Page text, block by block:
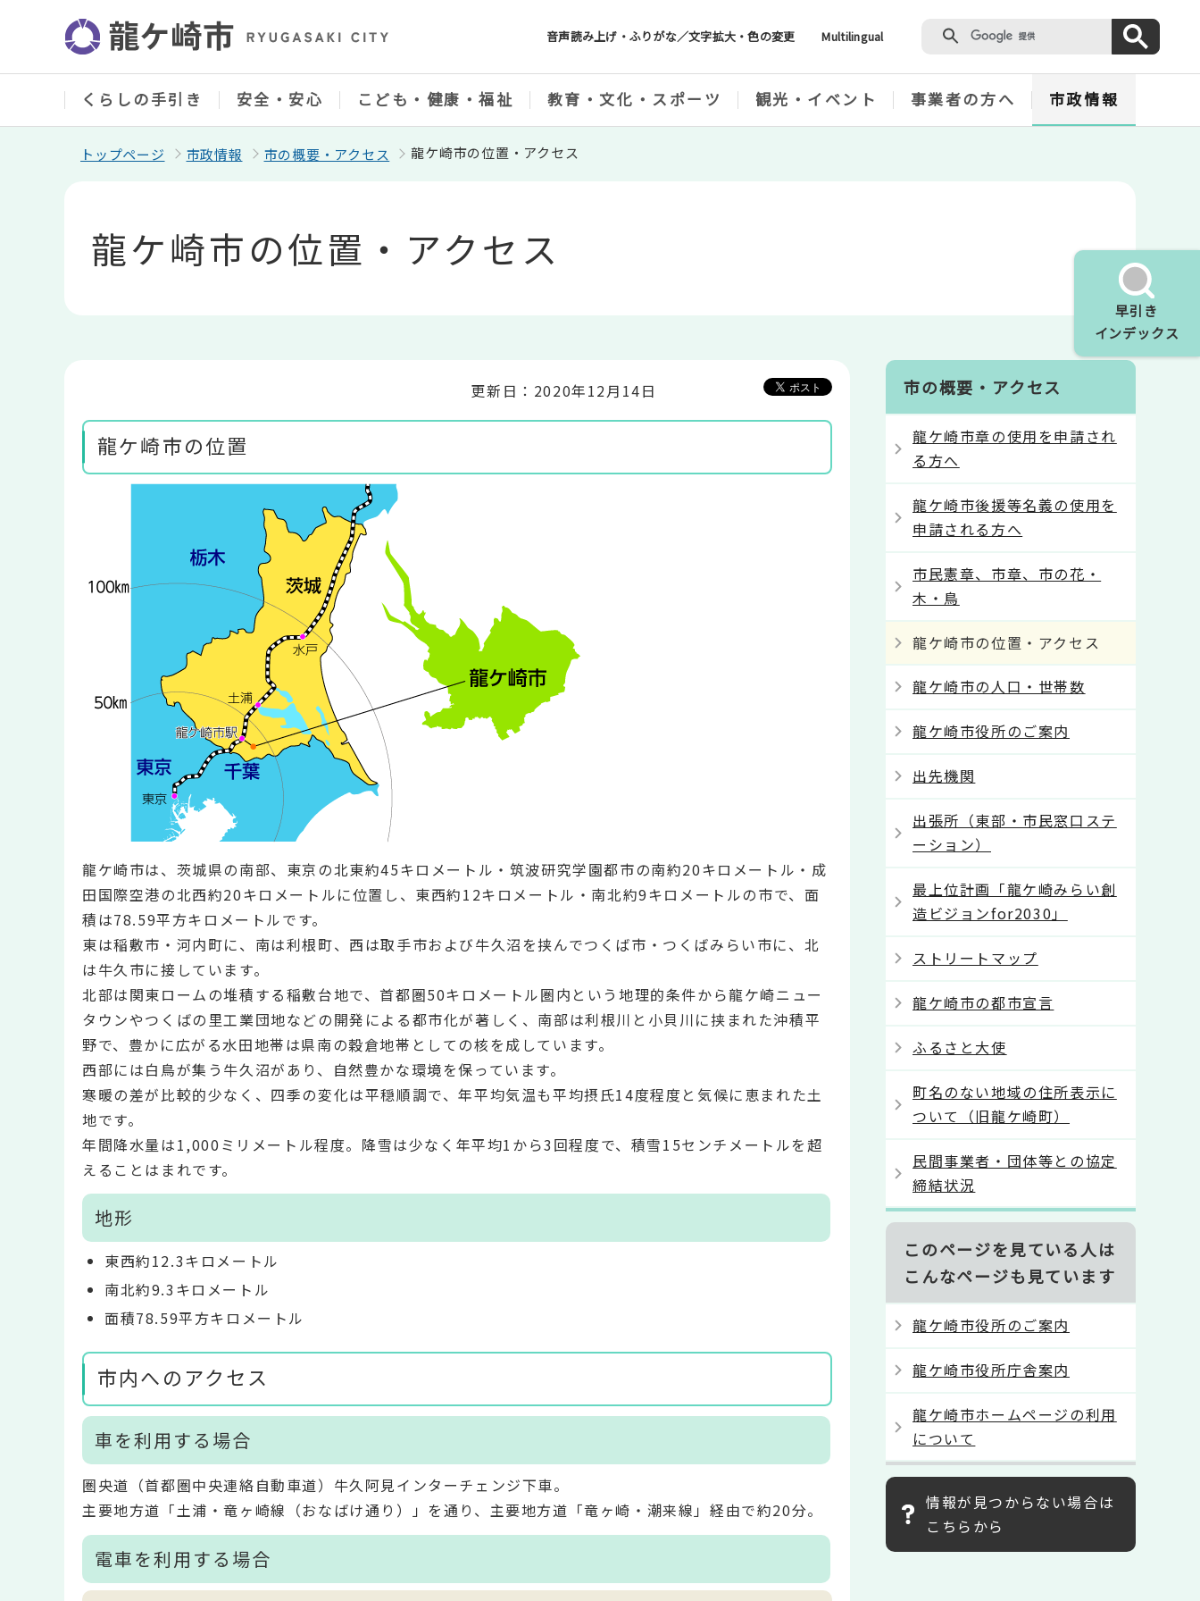
ジ
音声読み上げ・ふりがな／文字拡大・色の変更 Multilingual
早引き
インデックス
くらしの手引き 安全・安心 こども・健康・福祉 教育・文化・スポーツ 観光・イベント 事業者の方へ 市政情報
トップページ 市政情報 市の概要・アクセス 龍ケ崎市の位置・アクセス
龍ケ崎市の位置・アクセス
更新日：2020年12月14日
龍ケ崎市の位置
龍ケ崎市は、茨城県の南部、東京の北東約45キロメートル・筑波研究学園都市の南約20キロメートル・成
田国際空港の北西約20キロメートルに位置し、東西約12キロメートル・南北約9キロメートルの市で、面
積は78.59平方キロメートルです。
東は稲敷市・河内町に、南は利根町、西は取手市および牛久沼を挟んでつくば市・つくばみらい市に、北
は牛久市に接しています。
北部は関東ロームの堆積する稲敷台地で、首都圏50キロメートル圏内という地理的条件から龍ケ崎ニュー
タウンやつくばの里工業団地などの開発による都市化が著しく、南部は利根川と小貝川に挟まれた沖積平
野で、豊かに広がる水田地帯は県南の穀倉地帯としての核を成しています。
西部には白鳥が集う牛久沼があり、自然豊かな環境を保っています。
寒暖の差が比較的少なく、四季の変化は平穏順調で、年平均気温も平均摂氏14度程度と気候に恵まれた土
地です。
年間降水量は1,000ミリメートル程度。降雪は少なく年平均1から3回程度で、積雪15センチメートルを超
えることはまれです。
地形
東西約12.3キロメートル
南北約9.3キロメートル
面積78.59平方キロメートル
市内へのアクセス
車を利用する場合
圏央道（首都圏中央連絡自動車道）牛久阿見インターチェンジ下車。
主要地方道「土浦・竜ヶ崎線（おなばけ通り）」を通り、主要地方道「竜ヶ崎・潮来線」経由で約20分。
電車を利用する場合
市の概要・アクセス
龍ケ崎市章の使用を申請され
る方へ
龍ケ崎市後援等名義の使用を
申請される方へ
市民憲章、市章、市の花・
木・鳥
龍ケ崎市の位置・アクセス
龍ケ崎市の人口・世帯数
龍ケ崎市役所のご案内
出先機関
出張所（東部・市民窓口ステ
ーション）
最上位計画「龍ケ崎みらい創
造ビジョンfor2030」
ストリートマップ
龍ケ崎市の都市宣言
ふるさと大使
町名のない地域の住所表示に
ついて（旧龍ケ崎町）
民間事業者・団体等との協定
締結状況
このページを見ている人は
こんなページも見ています
龍ケ崎市役所のご案内
龍ケ崎市役所庁舎案内
龍ケ崎市ホームページの利用
について
情報が見つからない場合は
こちらから